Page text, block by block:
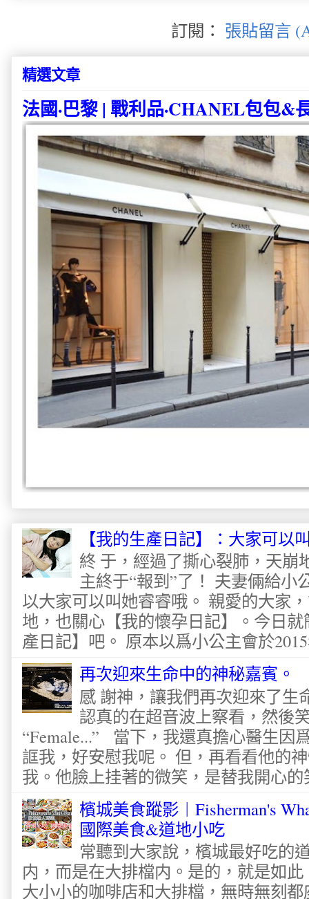
訂閱： 張貼留言
精選文章
法國·巴黎 | 戰利品·CHANEL包包&
【我的生產日記】：大家可以
終 于，經過了撕心裂肺，天崩
主終于“報到”了！ 夫妻倆給小
以大家可以叫她睿睿哦。 親愛的大家
地，也關心【我的懷孕日記】。今日
產日記】吧。 原本以爲小公主會於
再次迎來生命中的神秘嘉賓。
感 謝神，讓我們再次迎來了生
認真的在超音波上察看，然後
“Female...” 當下，我還真擔心醫生因
誆我，好安慰我呢。 但，再看看他的
我。他臉上挂著的微笑，是替我開心的
檳城美食蹤影︱Fisherman's
國際美食&道地小吃
常聽到大家說，檳城最好吃的
内，而是在大排檔内。是的，就是如
大小小的咖啡店和大排檔，無時無刻